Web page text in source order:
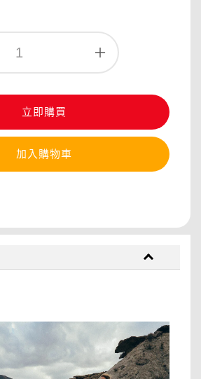
立即購買
加入購物車